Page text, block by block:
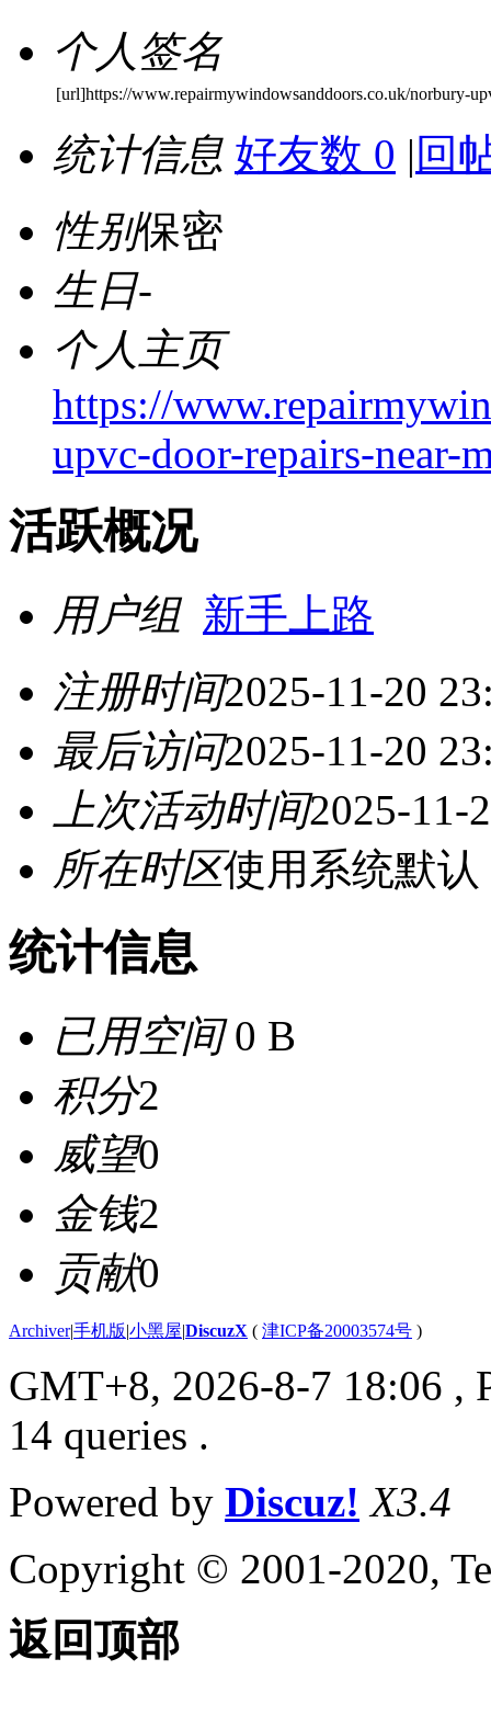
个人签名
[url]https://www.repairmywindowsanddoors.co.uk/norbury-
统计信息 好友数 0 | 回
性别保密
生日-
个人主页
https://
upvc-door-repairs-near-
活跃概况
用户组 新手上路
注册时间2025-11-20
最后访问2025-11-20
上次活动时间2025-11-
所在时区使用系统默认
统计信息
已用空间0 B
积分2
威望0
金钱2
贡献0
Archiver|手机版|小黑屋|DiscuzX ( 津ICP备20003574号 )
GMT+8, 2026-8-7 18:06 ,
14 queries .
Powered by Discuz! X3.4
Copyright © 2001-2020,
返回顶部